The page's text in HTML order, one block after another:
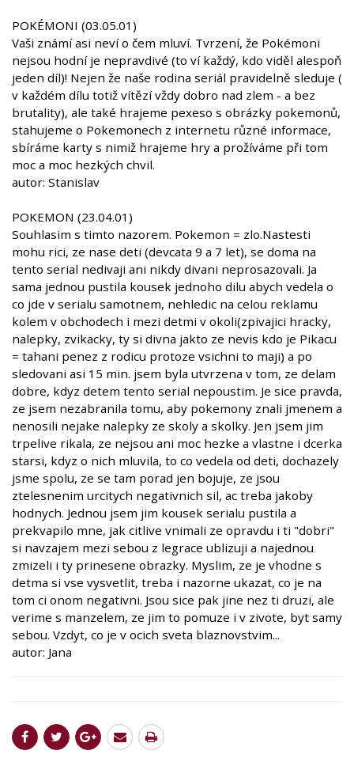
POKÉMONI (03.05.01)
Vaši známí asi neví o čem mluví. Tvrzení, že Pokémoni
nejsou hodní je nepravdivé (to ví každý, kdo viděl alespoň
jeden díl)! Nejen že naše rodina seriál pravidelně sleduje (
v každém dílu totiž vítězí vždy dobro nad zlem - a bez
brutality), ale také hrajeme pexeso s obrázky pokemonů,
stahujeme o Pokemonech z internetu různé informace,
sbíráme karty s nimiž hrajeme hry a prožíváme při tom
moc a moc hezkých chvil.
autor: Stanislav
POKEMON (23.04.01)
Souhlasim s timto nazorem. Pokemon = zlo.Nastesti
mohu rici, ze nase deti (devcata 9 a 7 let), se doma na
tento serial nedivaji ani nikdy divani neprosazovali. Ja
sama jednou pustila kousek jednoho dilu abych vedela o
co jde v serialu samotnem, nehledic na celou reklamu
kolem v obchodech i mezi detmi v okoli(zpivajici hracky,
nalepky, zvikacky, ty si divna jakto ze nevis kdo je Pikacu
= tahani penez z rodicu protoze vsichni to maji) a po
sledovani asi 15 min. jsem byla utvrzena v tom, ze delam
dobre, kdyz detem tento serial nepoustim. Je sice pravda,
ze jsem nezabranila tomu, aby pokemony znali jmenem a
nenosili nejake nalepky ze skoly a skolky. Jen jsem jim
trpelive rikala, ze nejsou ani moc hezke a vlastne i dcerka
starsi, kdyz o nich mluvila, to co vedela od deti, dochazely
jsme spolu, ze se tam porad jen bojuje, ze jsou
ztelesnenim urcitych negativnich sil, ac treba jakoby
hodnych. Jednou jsem jim kousek serialu pustila a
prekvapilo mne, jak citlive vnimali ze opravdu i ti "dobri"
si navzajem mezi sebou z legrace ublizuji a najednou
zmizeli i ty prinesene obrazky. Myslim, ze je vhodne s
detma si vse vysvetlit, treba i nazorne ukazat, co je na
tom ci onom negativni. Jsou sice pak jine nez ti druzi, ale
verime s manzelem, ze jim to pomuze i v zivote, byt samy
sebou. Vzdyt, co je v ocich sveta blaznovstvim...
autor: Jana